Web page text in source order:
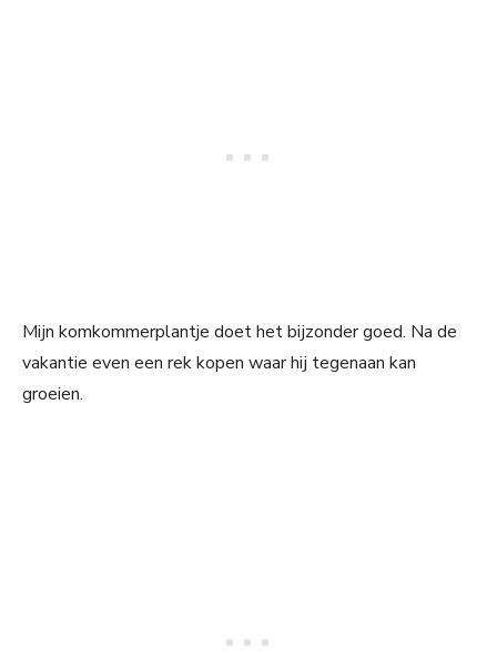
Mijn komkommerplantje doet het bijzonder goed. Na de
vakantie even een rek kopen waar hij tegenaan kan
groeien.